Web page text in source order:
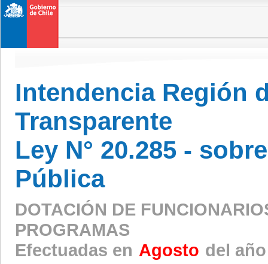
Intendencia Región
Transparente
Ley N° 20.285 -
Pública
DOTACIÓN DE
PROGRAMAS
Efectuadas en Agosto del